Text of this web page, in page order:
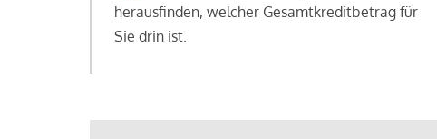
herausfinden, welcher Gesamtkreditbetrag für
Sie drin ist.